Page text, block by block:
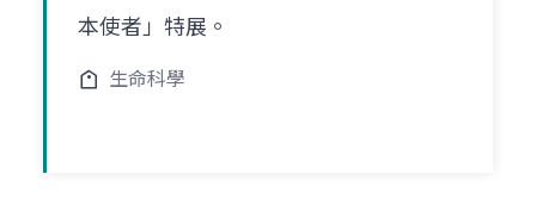
本使者」特展。
生命科學